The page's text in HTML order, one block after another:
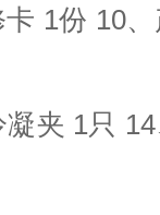
1份 10
夹 1只